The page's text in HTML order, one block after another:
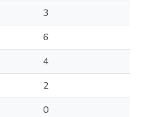
3
6
4
2
0